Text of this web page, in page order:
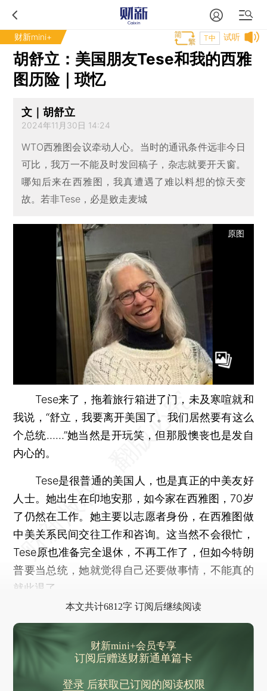
财新mini+ 试听
T中
胡舒立：美国朋友Tese和我的西雅
图历险｜琐忆
文｜胡舒立
2024年11月30日 14:24
WTO西雅图会议牵动人心。当时的通讯条件远非今日
可比，我万一不能及时发回稿子，杂志就要开天窗。
哪知后来在西雅图，我真遭遇了难以料想的惊天变
故。若非Tese，必是败走麦城
原图
Tese来了，拖着旅行箱进了门，未及寒喧就和
我说，“舒立，我要离开美国了。我们居然要有这么
个总统……”她当然是开玩笑，但那股懊丧也是发自
内心的。
Tese是很普通的美国人，也是真正的中美友好
人士。她出生在印地安那，如今家在西雅图，70岁
了仍然在工作。她主要以志愿者身份，在西雅图做
中美关系民间交往工作和咨询。这当然不会很忙，
Tese原也准备完全退休，不再工作了，但如今特朗
普要当总统，她就觉得自己还要做事情，不能真的
就此退了。
本文共计6812字 订阅后继续阅读
财新mini+会员专享
订阅后赠送财新通单篇卡
登录后获取已订阅的阅读权限